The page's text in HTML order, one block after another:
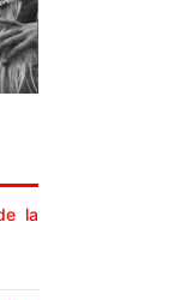
la